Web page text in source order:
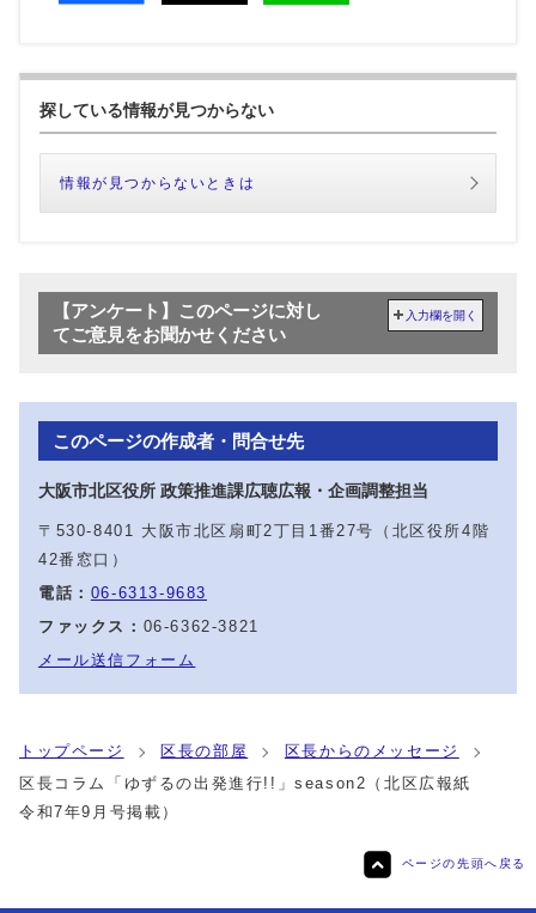
探している情報が見つからない
情報が見つからないときは
【アンケート】このページに対し
てご意見をお聞かせください
入力欄を開く
このページの作成者・問合せ先
大阪市北区役所 政策推進課広聴広報・企画調整担当
〒530-8401 大阪市北区扇町2丁目1番27号（北区役所4階
42番窓口）
電話： 06-6313-9683
ファックス： 06-6362-3821
メール送信フォーム
トップページ 区長の部屋
区長からのメッセージ
区長コラム「ゆずるの出発進行!!」season2（北区広報紙
令和7年9月号掲載）
ページの先頭へ戻る